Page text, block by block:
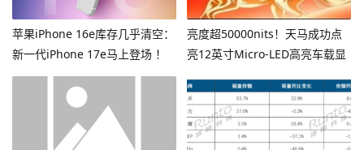
苹果iPhone 16e库存几乎清空：
新一代iPhone 17e马上登场 ！
亮度超50000nits！天马成功点
亮12英寸Micro-LED高亮车载显